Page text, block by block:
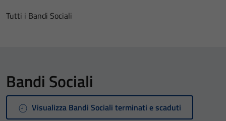
Tutti i Bandi Sociali
Bandi Sociali
Visualizza Bandi Sociali terminati e scaduti